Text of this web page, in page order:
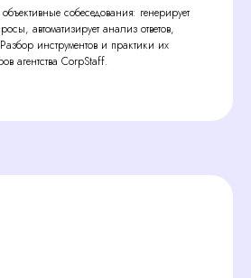
собеседования: генерирует
автоматизирует анализ ответов,
инструментов и практики их
агентства CorpStaff.